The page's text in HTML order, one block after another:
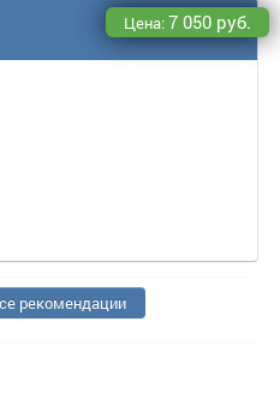
Цена:7 050 руб.
рекомендации